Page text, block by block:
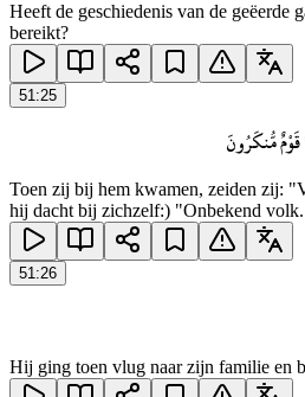
Heeft de geschiedenis van de geëerde
bereikt?
51:25
قَوْمٌ مُّنكَرُونَ
Toen zij bij hem kwamen, zeiden zij:
hij dacht bij zichzelf:) "Onbekend
51:26
Hij ging toen vlug naar zijn familie en